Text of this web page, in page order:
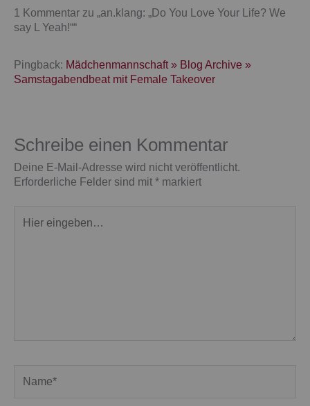
1 Kommentar zu „an.klang: „Do You Love Your Life? We
say L Yeah!““
Pingback: Mädchenmannschaft » Blog Archive »
Samstagabendbeat mit Female Takeover
Schreibe einen Kommentar
Deine E-Mail-Adresse wird nicht veröffentlicht.
Erforderliche Felder sind mit * markiert
eingeben…